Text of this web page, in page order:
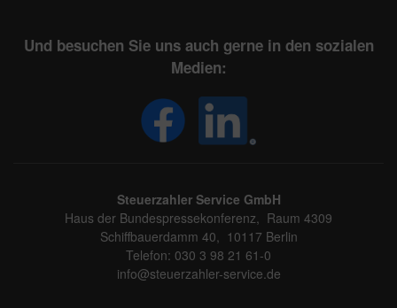
Und besuchen Sie uns auch gerne in den sozialen
Medien:
Steuerzahler Service GmbH
Haus der Bundespressekonferenz, Raum 4309
Schiffbauerdamm 40, 10117 Berlin
Telefon: 030 3 98 21 61-0
info@steuerzahler-service.de